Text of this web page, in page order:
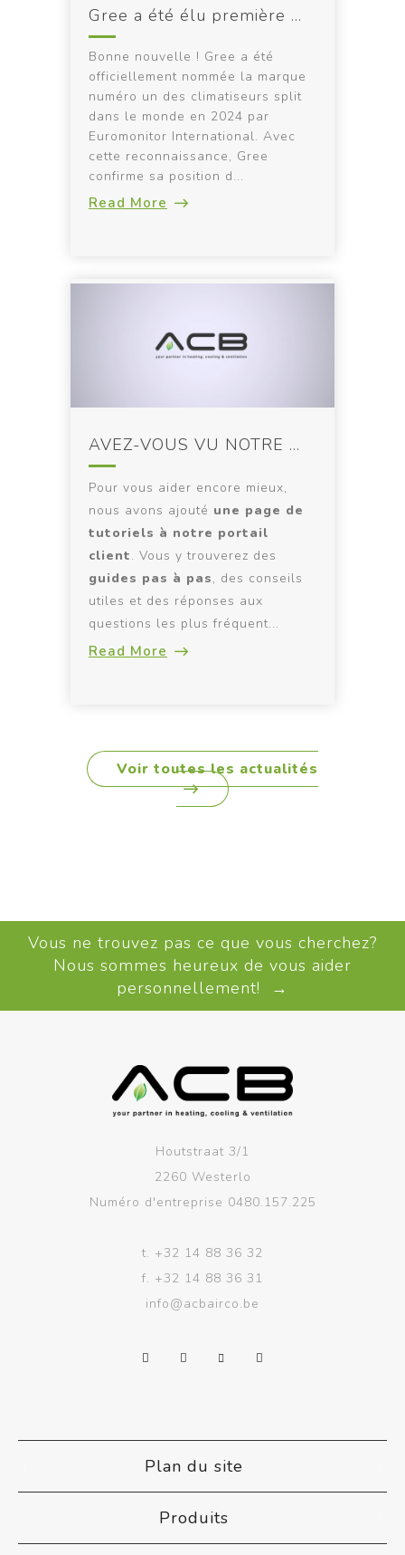
Gree a été élu première marque de climatiseurs split dans le monde en 2024 !
Bonne nouvelle ! Gree a été
officiellement nommée la marque
numéro un des climatiseurs split
dans le monde en 2024 par
Euromonitor International. Avec
cette reconnaissance, Gree
confirme sa position d...
Read More
AVEZ-VOUS VU NOTRE NOUVELLE PAGE DE TUTORIELS?
Pour vous aider encore mieux,
nous avons ajouté une page de
tutoriels à notre portail
client. Vous y trouverez des
guides pas à pas, des conseils
utiles et des réponses aux
questions les plus fréquent...
Read More
Voir toutes les actualités
Vous ne trouvez pas ce que vous cherchez?
Nous sommes heureux de vous aider
personnellement! →
Houtstraat 3/1
2260 Westerlo
Numéro d'entreprise 0480.157.225
t. +32 14 88 36 32
f. +32 14 88 36 31
info@acbairco.be
Plan du site
Produits